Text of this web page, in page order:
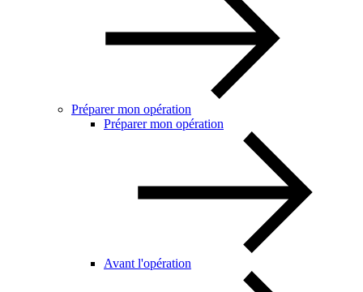
Préparer mon opération
Préparer mon opération
Avant l'opération